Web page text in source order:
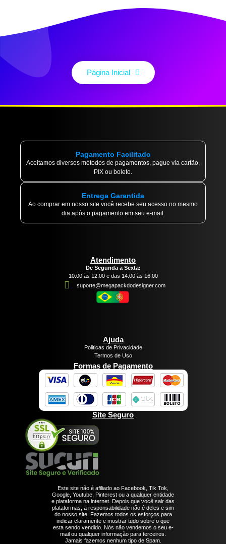
Página Inicial
Pagamento Facilitado
Aceitamos diversos métodos de pagamentos, pague via cartão,
PIX ou boleto.
Entrega Garantida
Ao comprar em nosso site você recebe seu acesso no mesmo
dia após o pagamento em seu e-mail.
Atendimento
De Segunda a Sexta:
10:00 às 12:00 e das 14:00 às 16:00
suporte@megapackdodesigner.com
Ajuda
Politicas de Privacidade
Termos de Uso
Formas de Pagamento
Site Seguro
Este site não é afiliado ao Facebook, Tik Tok,
Google, Youtube, Pinterest ou a qualquer entidade
e plataforma na internet. Depois que você sair das
plataformas, a responsabilidade não é deles e sim
do nosso site. Fazemos todos os esforços para
indicar claramente e mostrar tudo sobre o que
esta sendo vendido. Nós não vendemos o seu e-
mail ou qualquer informação para terceiros.
Jamais fazemos nenhum tipo de Spam.